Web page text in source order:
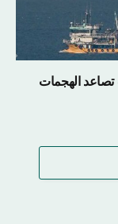
تصاعد الهجمات